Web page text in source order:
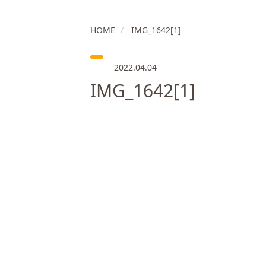
HOME IMG_1642[1]
2022.04.04
IMG_1642[1]